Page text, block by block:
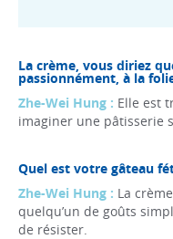
La crème, vous diriez
passionnément, à la
Zhe-Wei Hung : Elle est
imaginer une pâtisserie
Quel est votre gâteau
Zhe-Wei Hung : La
quelqu’un de goûts
de résister.